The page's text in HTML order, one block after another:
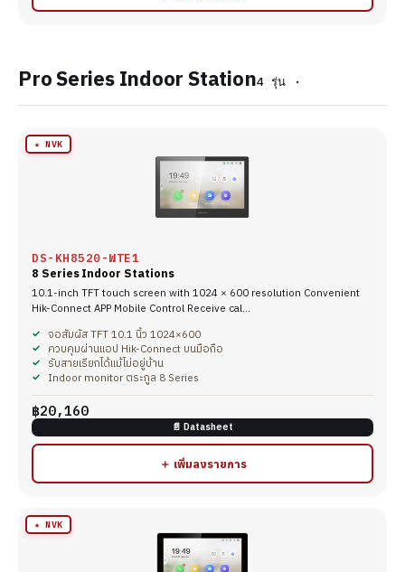
Pro Series Indoor Station4 รุ่น ·
★ NVK
DS-KH8520-WTE1
8 Series Indoor Stations
10.1-inch TFT touch screen with 1024 × 600 resolution Convenient
Hik-Connect APP Mobile Control Receive cal…
จอสัมผัส TFT 10.1 นิ้ว 1024×600
ควบคุมผ่านแอป Hik-Connect บนมือถือ
รับสายเรียกได้แม้ไม่อยู่บ้าน
Indoor monitor ตระกูล 8 Series
฿20,160
📄 Datasheet
＋ เพิ่มลงรายการ
★ NVK